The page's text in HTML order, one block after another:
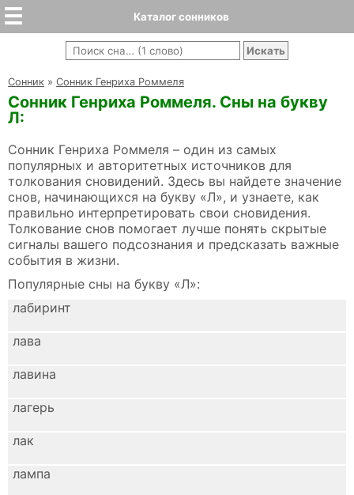
Каталог сонников
Cонник » Сонник Генриха Роммеля
Сонник Генриха Роммеля. Сны на букву
Л:
Сонник Генриха Роммеля – один из самых
популярных и авторитетных источников для
толкования сновидений. Здесь вы найдете значение
снов, начинающихся на букву «Л», и узнаете, как
правильно интерпретировать свои сновидения.
Толкование снов помогает лучше понять скрытые
сигналы вашего подсознания и предсказать важные
события в жизни.
Популярные сны на букву «Л»:
лабиринт
лава
лавина
лагерь
лак
лампа